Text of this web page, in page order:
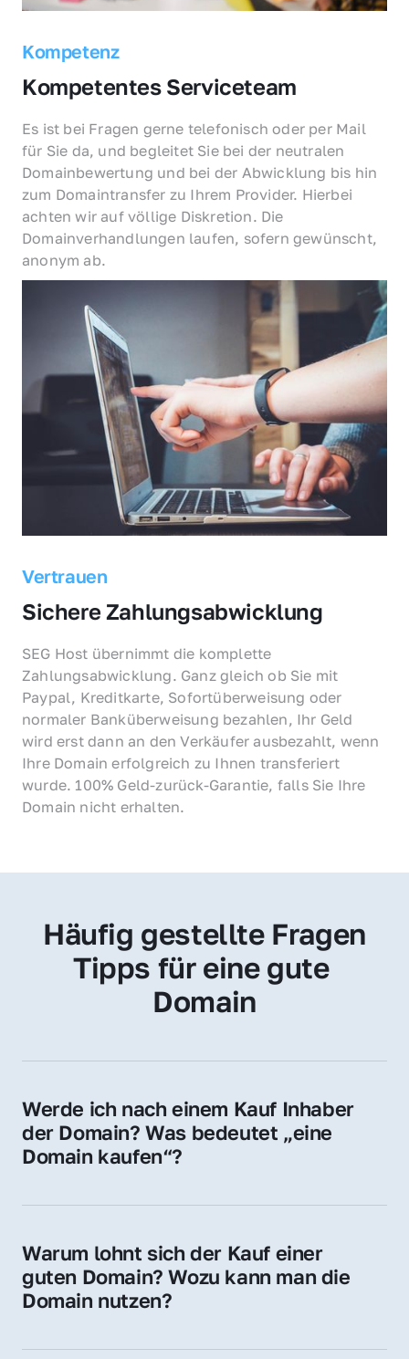
Kompetenz
Kompetentes Serviceteam
Es ist bei Fragen gerne telefonisch oder per Mail
für Sie da, und begleitet Sie bei der neutralen
Domainbewertung und bei der Abwicklung bis hin
zum Domaintransfer zu Ihrem Provider. Hierbei
achten wir auf völlige Diskretion. Die
Domainverhandlungen laufen, sofern gewünscht,
anonym ab.
Vertrauen
Sichere Zahlungsabwicklung
SEG Host übernimmt die komplette
Zahlungsabwicklung. Ganz gleich ob Sie mit
Paypal, Kreditkarte, Sofortüberweisung oder
normaler Banküberweisung bezahlen, Ihr Geld
wird erst dann an den Verkäufer ausbezahlt, wenn
Ihre Domain erfolgreich zu Ihnen transferiert
wurde. 100% Geld-zurück-Garantie, falls Sie Ihre
Domain nicht erhalten.
Häufig gestellte Fragen
Tipps für eine gute
Domain
Werde ich nach einem Kauf Inhaber
der Domain? Was bedeutet „eine
Domain kaufen“?
Sie erhalten alle Rechte zur Nutzung,
Domain.
Warum lohnt sich der Kauf einer
guten Domain? Wozu kann man die
Domain nutzen?